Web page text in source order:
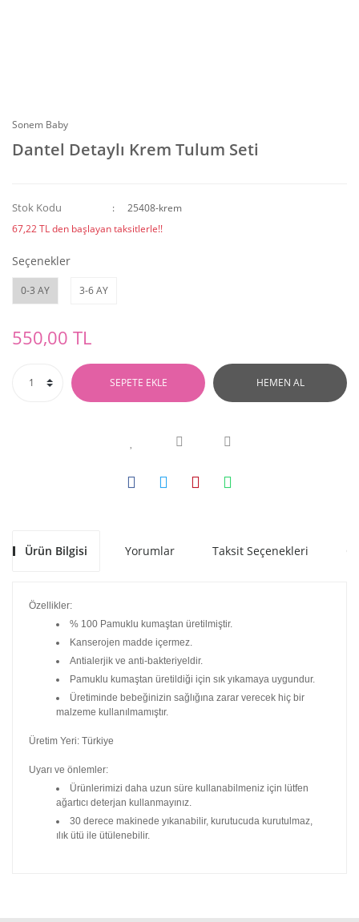
Sonem Baby
Dantel Detaylı Krem Tulum Seti
Stok Kodu
25408-krem
67,22 TL den başlayan taksitlerle!!
Seçenekler
0-3 AY 3-6 AY
550,00 TL
SEPETE EKLE HEMEN AL
Ürün Bilgisi Yorumlar Taksit Seçenekleri
Özellikler:
% 100 Pamuklu kumaştan üretilmiştir.
Kanserojen madde içermez.
Antialerjik ve anti-bakteriyeldir.
Pamuklu kumaştan üretildiği için sık yıkamaya uygundur.
Üretiminde bebeğinizin sağlığına zarar verecek hiç bir
malzeme kullanılmamıştır.
Üretim Yeri: Türkiye
Uyarı ve önlemler:
Ürünlerimizi daha uzun süre kullanabilmeniz için lütfen
ağartıcı deterjan kullanmayınız.
30 derece makinede yıkanabilir, kurutucuda kurutulmaz,
ılık ütü ile ütülenebilir.